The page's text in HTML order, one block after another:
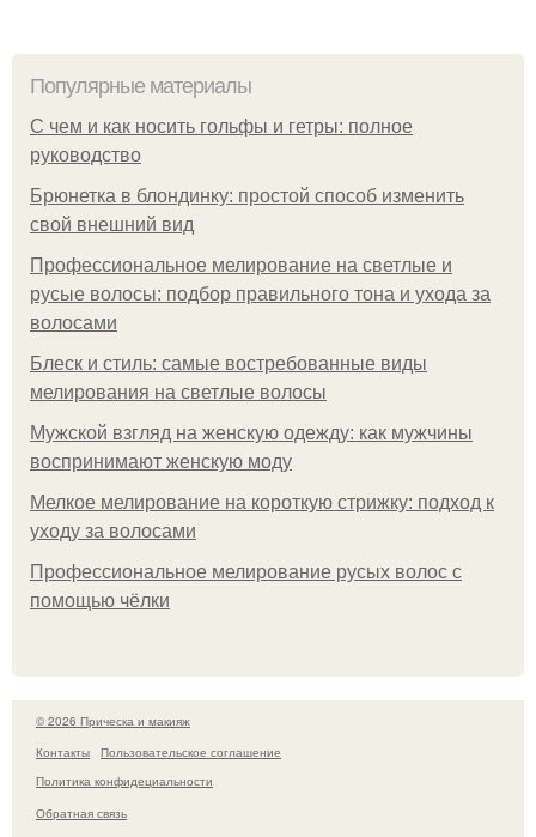
Популярные материалы
С чем и как носить гольфы и гетры: полное
руководство
Брюнетка в блондинку: простой способ изменить
свой внешний вид
Профессиональное мелирование на светлые и
русые волосы: подбор правильного тона и ухода за
волосами
Блеск и стиль: самые востребованные виды
мелирования на светлые волосы
Мужской взгляд на женскую одежду: как мужчины
воспринимают женскую моду
Мелкое мелирование на короткую стрижку: подход к
уходу за волосами
Профессиональное мелирование русых волос с
помощью чёлки
© 2026 Прическа и макияж
Контакты
Пользовательское соглашение
Политика конфидециальности
Обратная связь